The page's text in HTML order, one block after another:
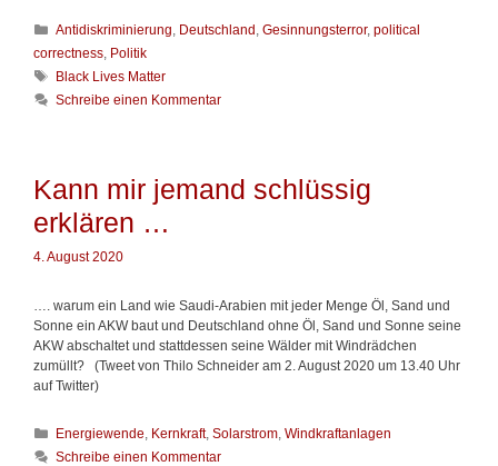
e
L
e
h
e
K
a
t
g
e
n
Antidiskriminierung, Deutschland,Gesinnungsterror,political
correctness, Politik
S
c
w
ö
r
t
Black Lives Matter
Schreibe einen Kommentar
Kann mir jemand schlüssig
erklären …
4. August 2020
…. warum ein Land wie Saudi-Arabien mit jeder Menge Öl, Sand und
Sonne ein AKW baut und Deutschland ohne Öl, Sand und Sonne seine
AKW abschaltet und stattdessen seine Wälder mit Windrädchen
zumüllt? (Tweet von Thilo Schneider am 2. August 2020 um 13.40 Uhr
auf Twitter)
K
a
Energiewende, Kernkraft,Solarstrom,Windkraftanlagen
Schreibe einen Kommentar